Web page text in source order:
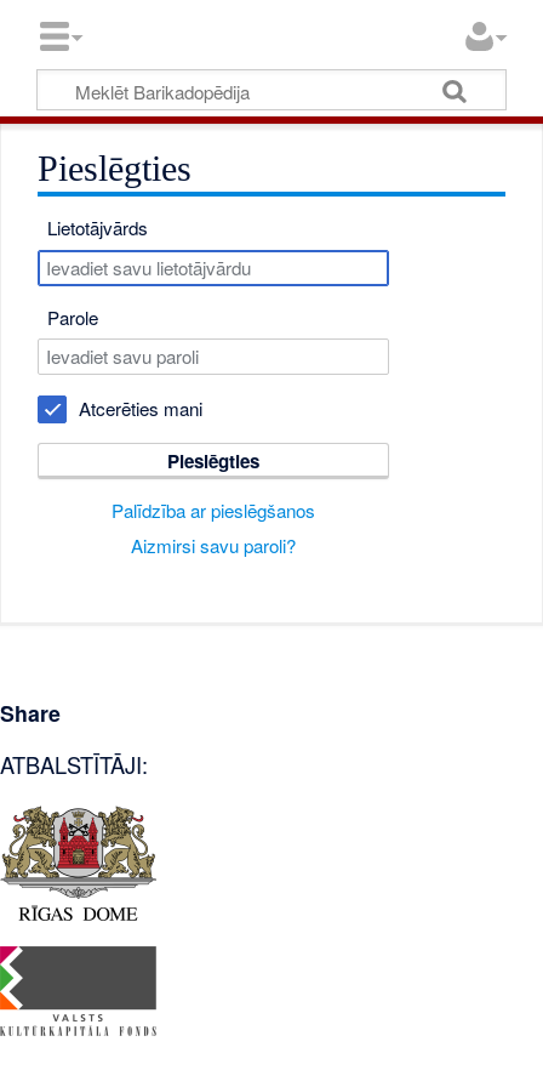
Pieslēgties
Lietotājvārds
Parole
Atcerēties mani
Pieslēgties
Palīdzība ar pieslēgšanos
Aizmirsi savu paroli?
Share
ATBALSTĪTĀJI: